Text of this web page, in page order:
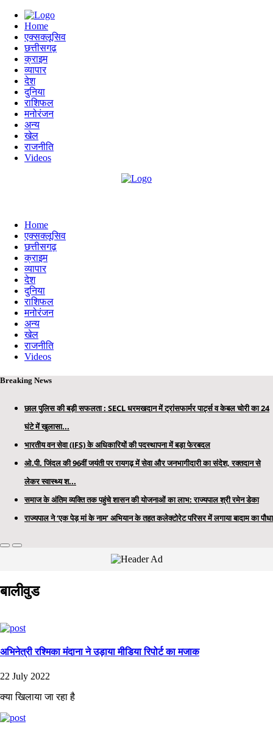
Home
एक्सक्लूसिव
छत्तीसगढ़
क्राइम
व्यापार
देश
दुनिया
राशिफल
मनोरंजन
अन्य
खेल
राजनीति
Videos
Home
एक्सक्लूसिव
छत्तीसगढ़
क्राइम
व्यापार
देश
दुनिया
राशिफल
मनोरंजन
अन्य
खेल
राजनीति
Videos
Breaking News
छाल पुलिस की बड़ी सफलता : SECL धरमखदान में ट्रांसफार्मर पार्ट्स व केबल चोरी का 24
घंटे में खुलासा...
भारतीय वन सेवा (IFS) के अधिकारियों की पदस्थापना में बड़ा फेरबदल
ओ.पी. जिंदल की 96वीं जयंती पर रायगढ़ में सेवा और जनभागीदारी का संदेश, रक्तदान से
लेकर स्वास्थ्य श...
समाज के अंतिम व्यक्ति तक पहुंचे शासन की योजनाओं का लाभ: राज्यपाल श्री रमेन डेका
राज्यपाल ने ‘एक पेड़ मां के नाम’ अभियान के तहत कलेक्टोरेट परिसर में लगाया बादाम का पौधा
बालीवुड
अभिनेत्री रश्मिका मंदाना ने उड़ाया मीडिया रिपोर्ट का मजाक
22 July 2022
क्या खिलाया जा रहा है